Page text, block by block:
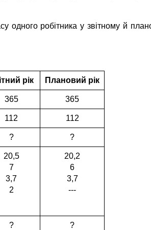
одного робітника у звітному й
рік Плановий рік
365 365
112 112
? ?
20,5
7
3,7
2
20,2
6
3,7
---
? ?